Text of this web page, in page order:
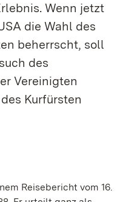
Wenn jetzt
die Wahl des
beherrscht, soll
des
Vereinigten
Kurfürsten
Reisebericht vom 16.